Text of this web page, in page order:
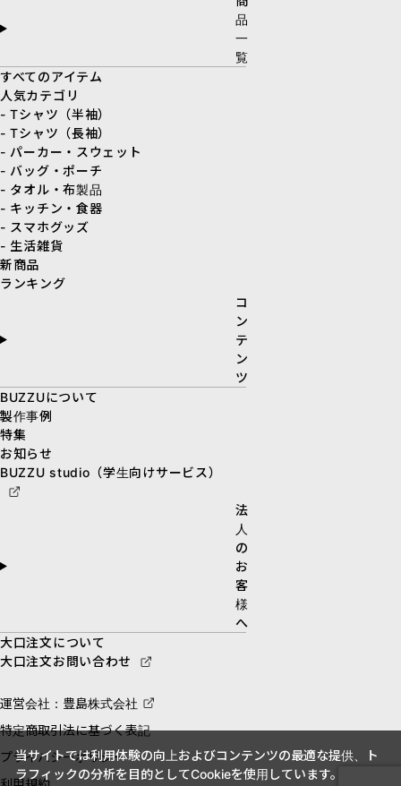
品
一
覧
すべてのアイテム
人気カテゴリ
- Tシャツ（半袖）
- Tシャツ（長袖）
- パーカー・スウェット
- バッグ・ポーチ
- タオル・布製品
- キッチン・食器
- スマホグッズ
- 生活雑貨
新商品
ランキング
コ
ン
テ
ン
ツ
BUZZUについて
製作事例
特集
お知らせ
BUZZU studio（学生向けサービス）
法
人
の
お
客
様
へ
大口注文について
大口注文お問い合わせ
運営会社：豊島株式会社
特定商取引法に基づく表記
プライバシーポリシー
当サイトでは利用体験の向上およびコンテンツの最適な提供、ト
ラフィックの分析を目的としてCookieを使用しています。